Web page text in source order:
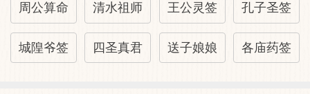
周公算命 清水祖师 王公灵签 孔子圣签
城隍爷签 四圣真君 送子娘娘 各庙药签